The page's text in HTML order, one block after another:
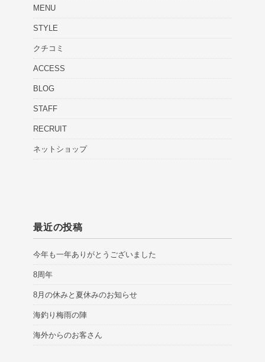
MENU
STYLE
クチコミ
ACCESS
BLOG
STAFF
RECRUIT
ネットショップ
最近の投稿
今年も一年ありがとうございました
8周年
8月の休みと夏休みのお知らせ
海釣り梅雨の陣
海外からのお客さん